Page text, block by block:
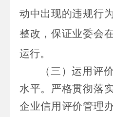
动中出现的违规行
整改，保证业委会
运行。
（三）运用评
水平。 严格贯彻落
企业信用评价管理